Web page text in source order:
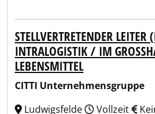
STELLVERTRETENDER
INTRALOGISTIK / IM
EBENSMITTEL
CITTI Unternehmensgruppe
Ludwigsfelde
Vollzeit